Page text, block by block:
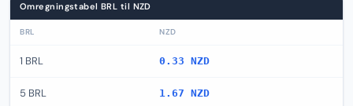
Omregningstabel BRL til NZD
BRL NZD
1 BRL 0.33 NZD
5 BRL 1.67 NZD